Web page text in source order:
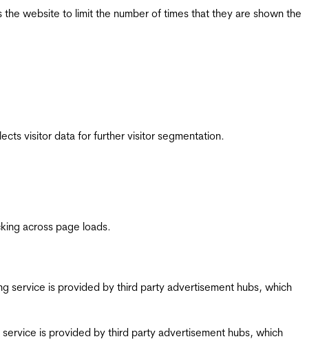
website to limit the number of times that they are shown the
visitor data for further visitor segmentation.
across page loads.
service is provided by third party advertisement hubs, which
is provided by third party advertisement hubs, which